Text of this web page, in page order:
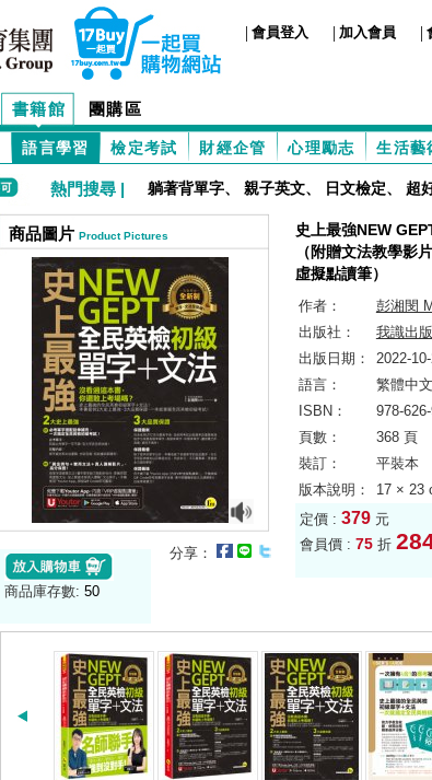
| 會員登入 | 加入會員 |
書籍館 團購區
語言學習 檢定考試 財經企管 心理勵志 生活藝
熱門搜尋 | 躺著背單字、 親子英文、 日文檢定、 超
商品圖片 Product Pictures
商品庫存數: 50
分享：
史上最強NEW
（附贈文法教學影
虛擬點讀筆）
作者：
彭湘閔
出版社：
我識出
出版日期：
2022-
語言：
繁體中文
ISBN：
978-
頁數：
368 頁
裝訂：
平裝本
版本說明：
17 × 23
定價 : 379 元
會員價 : 75折